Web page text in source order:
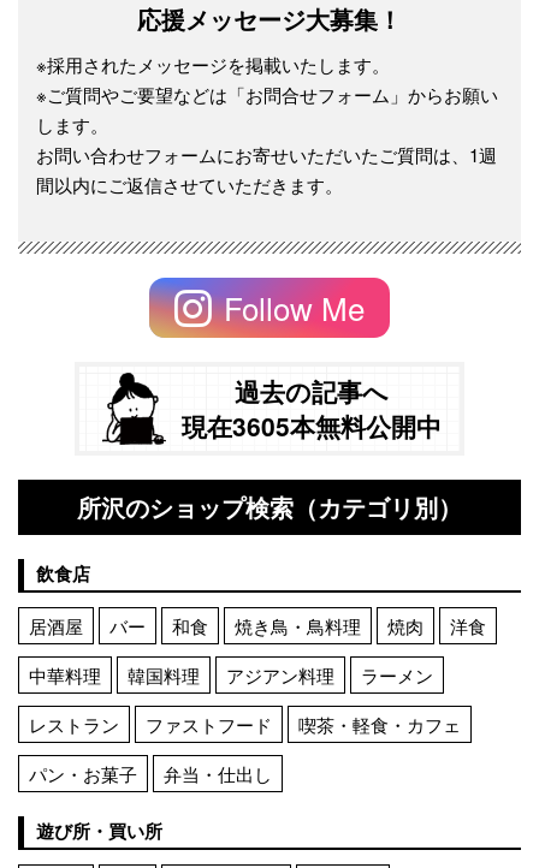
応援メッセージ大募集！
※採用されたメッセージを掲載いたします。
※ご質問やご要望などは「お問合せフォーム」からお願い
します。
お問い合わせフォームにお寄せいただいたご質問は、1週
間以内にご返信させていただきます。
Follow Me
過去の記事へ
現在3605本無料公開中
所沢のショップ検索（カテゴリ別）
飲食店
居酒屋 バー 和食 焼き鳥・鳥料理 焼肉
洋食
中華料理
韓国料理 アジアン料理
ラーメン
レストラン
ファストフード
喫茶・軽食・カフェ
パン・お菓子
弁当・仕出し
遊び所・買い所